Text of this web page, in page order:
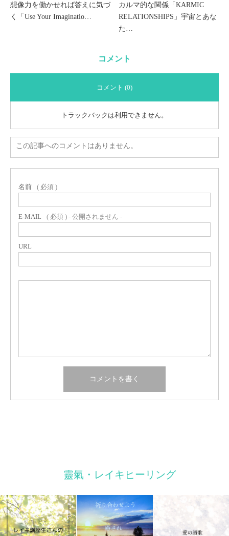
想像力を働かせれば答えに気づ
く「Use Your Imaginatio…
カルマ的な関係「KARMIC
RELATIONSHIPS」宇宙とあな
た…
コメント
コメント (0)
トラックバックは利用できません。
この記事へのコメントはありません。
名前 ( 必須 )
E-MAIL ( 必須 ) - 公開されません -
URL
靈氣・レイキヒーリング